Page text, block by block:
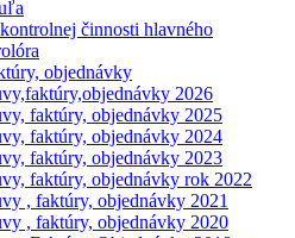
činnosti hlavného
objednávky
2026
faktúry, objednávky 2025
faktúry, objednávky 2024
faktúry, objednávky 2023
faktúry, objednávky rok 2022
, faktúry, objednávky 2021
, faktúry, objednávky 2020